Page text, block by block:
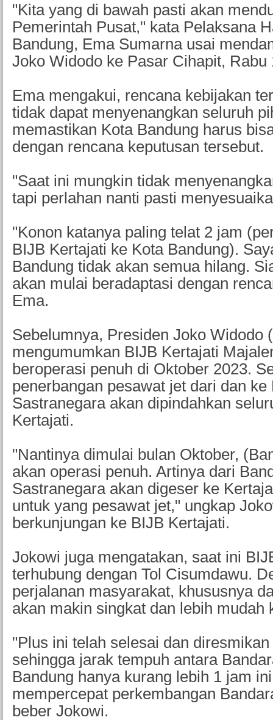
"Kita yang di bawah pasti akan
Pemerintah Pusat," kata Pelaksana
Bandung, Ema Sumarna usai
Joko Widodo ke Pasar Cihapit, Rabu
Ema mengakui, rencana kebijakan
tidak dapat menyenangkan seluruh
memastikan Kota Bandung harus
dengan rencana keputusan tersebut.
"Saat ini mungkin tidak
tapi perlahan nanti pasti
"Konon katanya paling telat 2 jam
BIJB Kertajati ke Kota Bandung).
Bandung tidak akan semua hilang.
akan mulai beradaptasi dengan
Ema.
Sebelumnya, Presiden Joko Widodo
mengumumkan BIJB Kertajati
beroperasi penuh di Oktober 2023.
penerbangan pesawat jet dari dan
Sastranegara akan dipindahkan
Kertajati.
"Nantinya dimulai bulan Oktober,
akan operasi penuh. Artinya dari
Sastranegara akan digeser ke
untuk yang pesawat jet," ungkap
berkunjungan ke BIJB Kertajati.
Jokowi juga mengatakan, saat ini
terhubung dengan Tol Cisumdawu.
perjalanan masyarakat, khususnya
akan makin singkat dan lebih mudah
"Plus ini telah selesai dan
sehingga jarak tempuh antara
Bandung hanya kurang lebih 1 jam
mempercepat perkembangan
beber Jokowi.